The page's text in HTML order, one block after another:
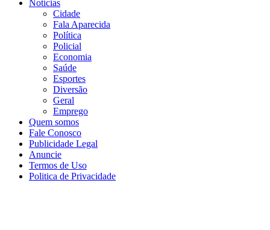
Notícias
Cidade
Fala Aparecida
Política
Policial
Economia
Saúde
Esportes
Diversão
Geral
Emprego
Quem somos
Fale Conosco
Publicidade Legal
Anuncie
Termos de Uso
Politica de Privacidade